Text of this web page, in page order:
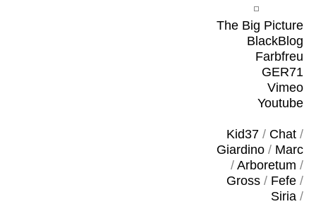
The Big Picture
BlackBlog
Farbfreu
GER71
Vimeo
Youtube
Kid37/ Chat/
Giardino/ Marc
/ Arboretum /
Gross/ Fefe/
Siria/